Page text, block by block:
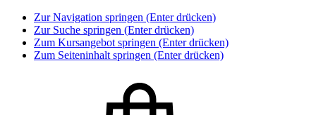
Zur Navigation springen (Enter drücken)
Zur Suche springen (Enter drücken)
Zum Kursangebot springen (Enter drücken)
Zum Seiteninhalt springen (Enter drücken)